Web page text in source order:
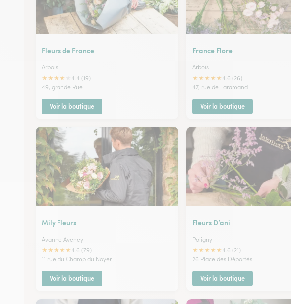
Fleurs de France
Arbois
★★★★
4.4 (19)
49, grande Rue
Voir la boutique
France Flore
Arbois
★★★★★4.6 (26)
47, rue de Faramand
Voir la boutique
Mily Fleurs
Avanne Aveney
★★★★★4.6 (79)
11 rue du Champ du Noyer
Voir la boutique
Fleurs D’ani
Poligny
★★★★★4.6 (21)
26 Place des Déportés
Voir la boutique